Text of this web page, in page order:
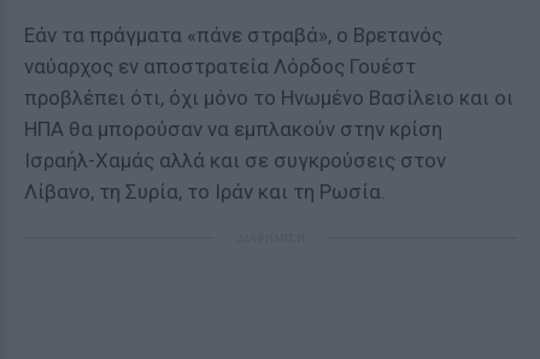
Εάν τα πράγματα «πάνε στραβά», ο Βρετανός
ναύαρχος εν αποστρατεία Λόρδος Γουέστ
προβλέπει ότι, όχι μόνο το Ηνωμένο Βασίλειο και οι
ΗΠΑ θα μπορούσαν να εμπλακούν στην κρίση
Ισραήλ-Χαμάς αλλά και σε συγκρούσεις στον
Λίβανο, τη Συρία, το Ιράν και τη Ρωσία.